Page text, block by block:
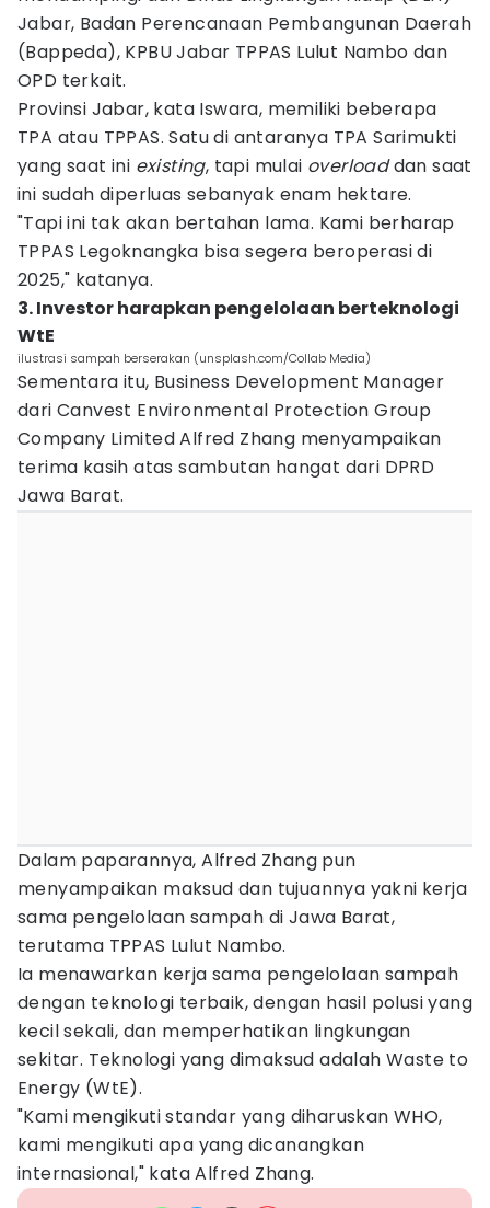
Jabar, Badan Perencanaan Pembangunan Daerah
(Bappeda), KPBU Jabar TPPAS Lulut Nambo dan
OPD terkait.
Provinsi Jabar, kata Iswara, memiliki beberapa
TPA atau TPPAS. Satu di antaranya TPA Sarimukti
yang saat ini existing, tapi mulai overloaddan saat
ini sudah diperluas sebanyak enam hektare.
"Tapi ini tak akan bertahan lama. Kami berharap
TPPAS Legoknangka bisa segera beroperasi di
2025," katanya.
3. Investor harapkan pengelolaan berteknologi
WtE
ilustrasi sampah berserakan (unsplash.com/Collab Media)
Sementara itu, Business Development Manager
dari Canvest Environmental Protection Group
Company Limited Alfred Zhang menyampaikan
terima kasih atas sambutan hangat dari DPRD
Jawa Barat.
Dalam paparannya, Alfred Zhang pun
menyampaikan maksud dan tujuannya yakni kerja
sama pengelolaan sampah di Jawa Barat,
terutama TPPAS Lulut Nambo.
Ia menawarkan kerja sama pengelolaan sampah
dengan teknologi terbaik, dengan hasil polusi yang
kecil sekali, dan memperhatikan lingkungan
sekitar. Teknologi yang dimaksud adalah Waste to
Energy (WtE).
"Kami mengikuti standar yang diharuskan WHO,
kami mengikuti apa yang dicanangkan
internasional," kata Alfred Zhang.